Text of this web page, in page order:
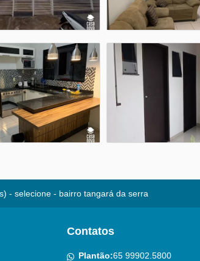
- selecione - bairro tangará da serra
Contatos
Plantão:65 99902.5800